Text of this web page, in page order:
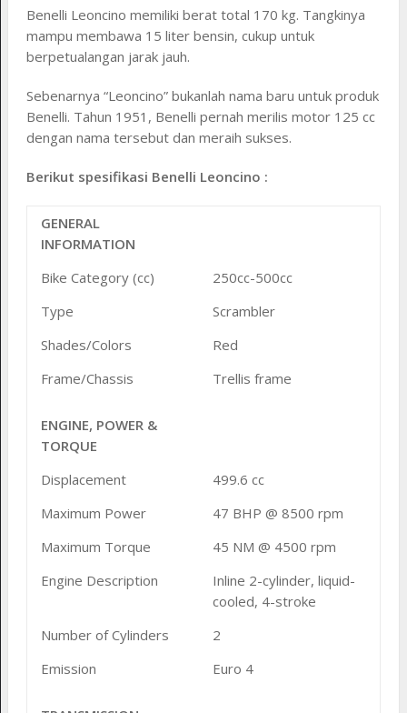
Benelli Leoncino memiliki berat total 170 kg. Tangkinya
mampu membawa 15 liter bensin, cukup untuk
berpetualangan jarak jauh.
Sebenarnya “Leoncino” bukanlah nama baru untuk produk
Benelli. Tahun 1951, Benelli pernah merilis motor 125 cc
dengan nama tersebut dan meraih sukses.
Berikut spesifikasi Benelli Leoncino :
GENERAL
INFORMATION
Bike Category (cc)
250cc-500cc
Type
Scrambler
Shades/Colors
Red
Frame/Chassis
Trellis frame
ENGINE, POWER &
TORQUE
Displacement
499.6 cc
Maximum Power
47 BHP @ 8500 rpm
Maximum Torque
45 NM @ 4500 rpm
Engine Description
Inline 2-cylinder, liquid-
cooled, 4-stroke
Number of Cylinders
2
Emission
Euro 4